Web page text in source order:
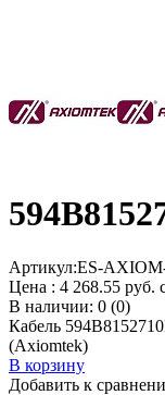
Артикул:ES-
Цена : 4 268.55 руб.
В наличии: 0 (0)
Кабель
(Axiomtek)
В корзину
Добавить к